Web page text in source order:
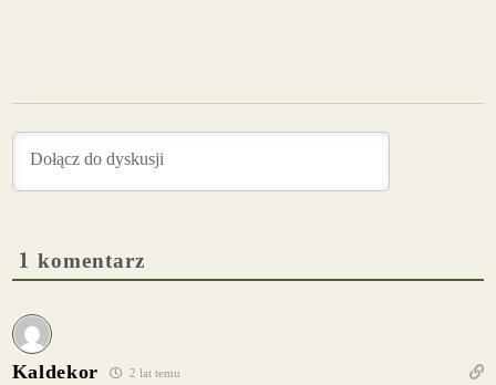
1 komentarz
Kaldekor 2 lat temu